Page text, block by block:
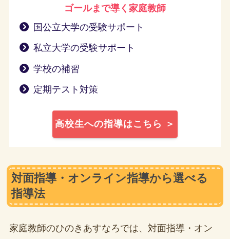
ゴールまで導く 家庭教師
国公立大学の受験サポート
私立大学の受験サポート
学校の補習
定期テスト対策
高校生への指導はこちら ＞
対面指導・オンライン指導から選べる
指導法
家庭教師のひのきあすなろでは、対面指導・オン